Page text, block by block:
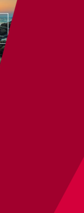
い方
ます。